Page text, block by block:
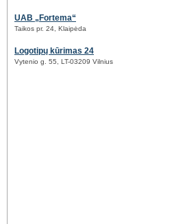
UAB „Fortema“
Taikos pr. 24, Klaipėda
Logotipų kūrimas 24
Vytenio g. 55, LT-03209 Vilnius